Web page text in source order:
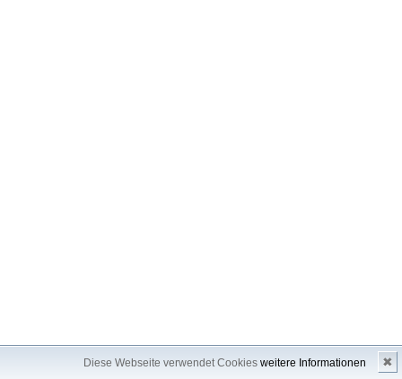
Diese Webseite verwendet Cookies weitere Informationen ✖